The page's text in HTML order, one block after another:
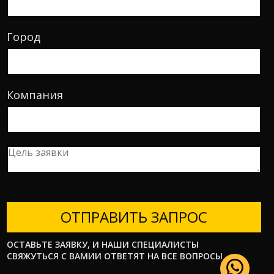
Город
Компания
ОТПРАВИТЬ ЗАПРОС
ОСТАВЬТЕ ЗАЯВКУ, И НАШИ СПЕЦИАЛИСТЫ
СВЯЖУТЬСЯ С ВАМИИ ОТВЕТЯТ НА ВСЕ ВОПРОСЫ